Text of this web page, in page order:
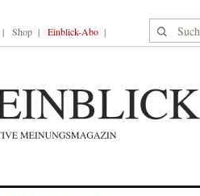
Shop Einblick-Abo Suche